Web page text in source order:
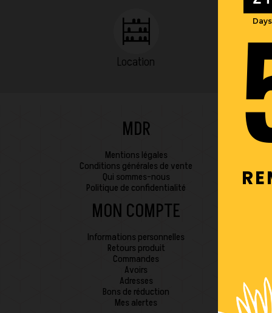
Location
MDR
Mentions légales
Conditions générales de vente
Qui sommes-nous
Politique de confidentialité
MON COMPTE
Informations personnelles
Retours produit
Commandes
Avoirs
Adresses
Bons de réduction
Mes alertes
Days